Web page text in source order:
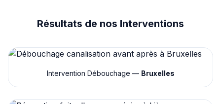
Résultats de nos Interventions
Intervention Débouchage — Bruxelles